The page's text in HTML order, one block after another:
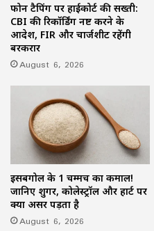
फोन टैपिंग पर हाईकोर्ट की सख्ती:
CBI की रिकॉर्डिंग नष्ट करने के
आदेश, FIR और चार्जशीट रहेंगी
बरकरार
August 6, 2026
इसबगोल के 1 चम्मच का कमाल!
जानिए शुगर, कोलेस्ट्रॉल और हार्ट पर
क्या असर पड़ता है
August 6, 2026